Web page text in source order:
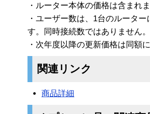
・ルーター本体の価格は含まれ
・ユーザー数は、1台のルータ
す。同時接続数ではありません。
・次年度以降の更新価格は同額
関連リンク
商品詳細